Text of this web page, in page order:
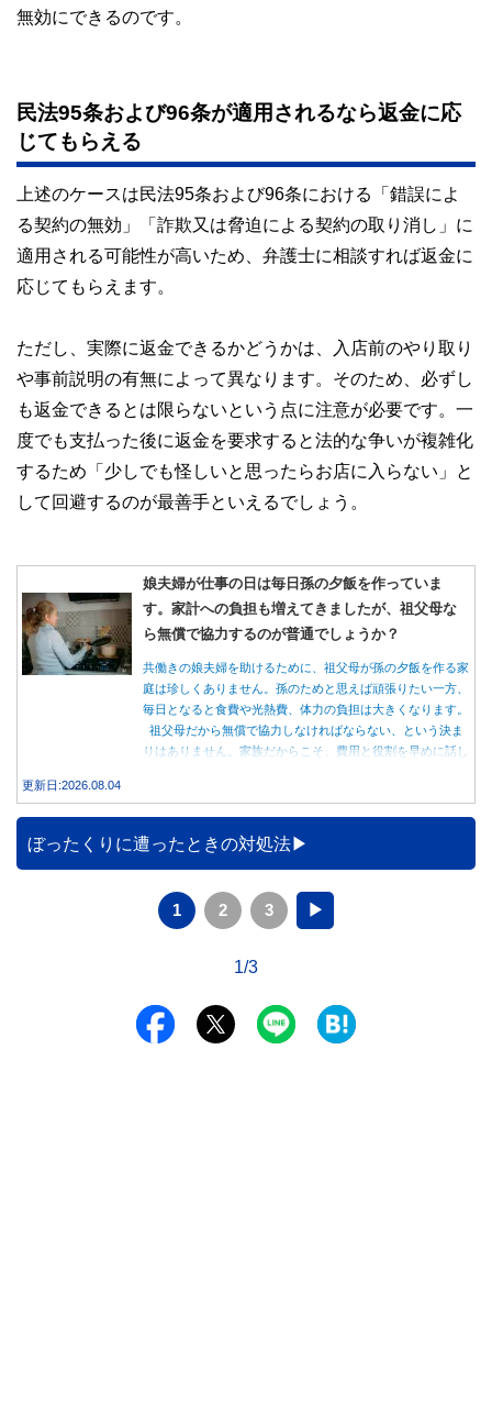
無効にできるのです。
民法95条および96条が適用されるなら返金に応
じてもらえる
上述のケースは民法95条および96条における「錯誤によ
る契約の無効」「詐欺又は脅迫による契約の取り消し」に
適用される可能性が高いため、弁護士に相談すれば返金に
応じてもらえます。
ただし、実際に返金できるかどうかは、入店前のやり取り
や事前説明の有無によって異なります。そのため、必ずし
も返金できるとは限らないという点に注意が必要です。一
度でも支払った後に返金を要求すると法的な争いが複雑化
するため「少しでも怪しいと思ったらお店に入らない」と
して回避するのが最善手といえるでしょう。
娘夫婦が仕事の日は毎日孫の夕飯を作っていま
す。家計への負担も増えてきましたが、祖父母な
ら無償で協力するのが普通でしょうか？
共働きの娘夫婦を助けるために、祖父母が孫の夕飯を作る家
庭は珍しくありません。孫のためと思えば頑張りたい一方、
毎日となると食費や光熱費、体力の負担は大きくなります。
祖父母だから無償で協力しなければならない、という決ま
りはありません。家族だからこそ、費用と役割を早めに話し
更新日:2026.08.04
ぼったくりに遭ったときの対処法
1 2 3 ▶
1/3